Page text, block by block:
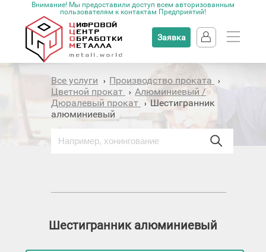
Внимание! Мы предоставили доступ всем авторизованным
пользователям к контактам Предприятий!
Заявка
Все услуги › Производство проката ›
Цветной прокат ›Алюминиевый /
Дюралевый прокат
›Шестигранник
алюминиевый
Шестигранник алюминиевый